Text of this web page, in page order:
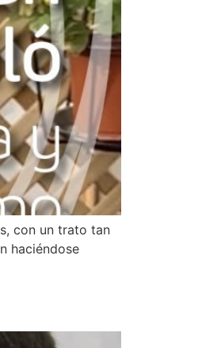
con un trato tan
haciéndose